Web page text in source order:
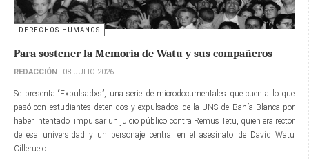
DERECHOS HUMANOS
Para sostener la Memoria de Watu y sus compañeros
REDACCIÓN 08 JULIO 2026
Se presenta “Expulsadxs”, una serie de microdocumentales que cuenta lo que
pasó con estudiantes detenidos y expulsados de la UNS de Bahía Blanca por
haber intentado impulsar un juicio público contra Remus Tetu, quien era rector
de esa universidad y un personaje central en el asesinato de David Watu
Cilleruelo.